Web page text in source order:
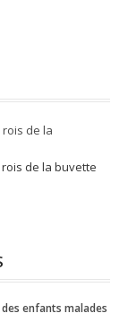
de la buvette
enfants malades